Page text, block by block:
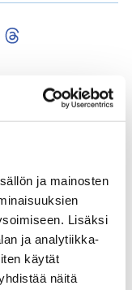
ja mainosten
Lisäksi
ja analytiikka-
käytät
näitä